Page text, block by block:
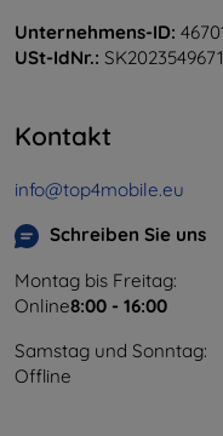
Unternehmens-ID:
USt-IdNr.: SK2023549671
Kontakt
info@top4mobile.eu
Schreiben Sie uns
Montag bis Freitag:
Online8:00 - 16:00
Samstag und Sonntag:
Offline